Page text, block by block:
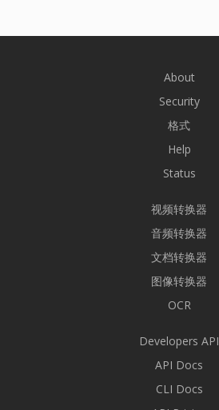
About
Security
格式
Help
Status
视频转换器
音频转换器
文档转换器
图像转换器
OCR
Developers API
API Docs
CLI Docs